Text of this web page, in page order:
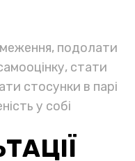
подолати
стати
стосунки в парі
у собі